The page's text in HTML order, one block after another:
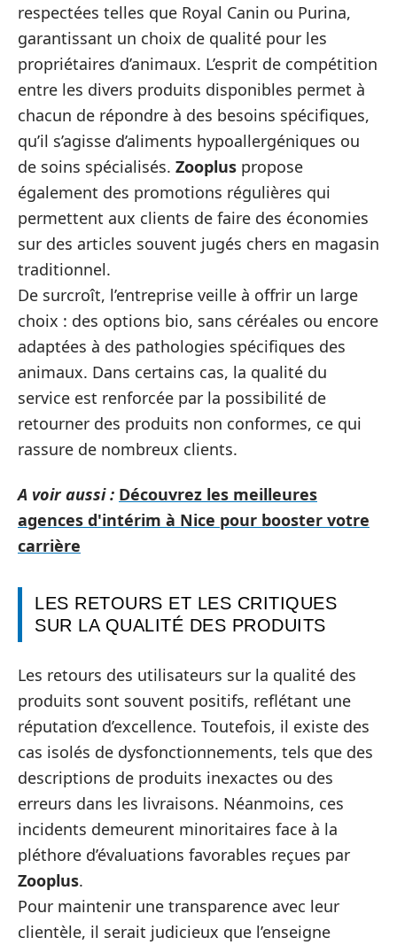
respectées telles que Royal Canin ou Purina,
garantissant un choix de qualité pour les
propriétaires d’animaux. L’esprit de compétition
entre les divers produits disponibles permet à
chacun de répondre à des besoins spécifiques,
qu’il s’agisse d’aliments hypoallergéniques ou
de soins spécialisés. Zooplus propose
également des promotions régulières qui
permettent aux clients de faire des économies
sur des articles souvent jugés chers en magasin
traditionnel.
De surcroît, l’entreprise veille à offrir un large
choix : des options bio, sans céréales ou encore
adaptées à des pathologies spécifiques des
animaux. Dans certains cas, la qualité du
service est renforcée par la possibilité de
retourner des produits non conformes, ce qui
rassure de nombreux clients.
A voir aussi : Découvrez les meilleures
agences d'intérim à Nice pour booster votre
carrière
LES RETOURS ET LES CRITIQUES
SUR LA QUALITÉ DES PRODUITS
Les retours des utilisateurs sur la qualité des
produits sont souvent positifs, reflétant une
réputation d’excellence. Toutefois, il existe des
cas isolés de dysfonctionnements, tels que des
descriptions de produits inexactes ou des
erreurs dans les livraisons. Néanmoins, ces
incidents demeurent minoritaires face à la
pléthore d’évaluations favorables reçues par
Zooplus.
Pour maintenir une transparence avec leur
clientèle, il serait judicieux que l’enseigne